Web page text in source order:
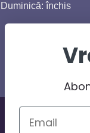
Duminică: închis